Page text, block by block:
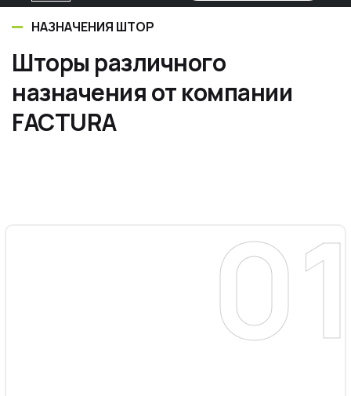
Type 2 or more characters
НАЗНАЧЕНИЯ ШТОР
Шторы различного
назначения от компании
FACTURA